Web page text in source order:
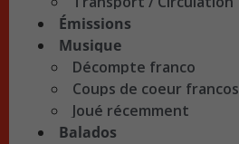
Émissions
Musique
Décompte franco
Coups de coeur francos
Joué récemment
Balados